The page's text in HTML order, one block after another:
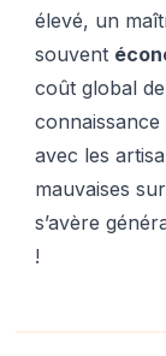
élevé, un
souvent
coût global
avec les
mauvaises
s’avère
!